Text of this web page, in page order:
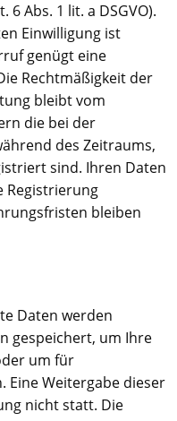
Abs. 1 lit. a DSGVO).
Einwilligung ist
genügt eine
Rechtmäßigkeit der
bleibt vom
die bei der
des Zeitraums,
sind. Ihren Daten
Registrierung
bleiben
Daten werden
gespeichert, um Ihre
um für
Eine Weitergabe dieser
nicht statt. Die